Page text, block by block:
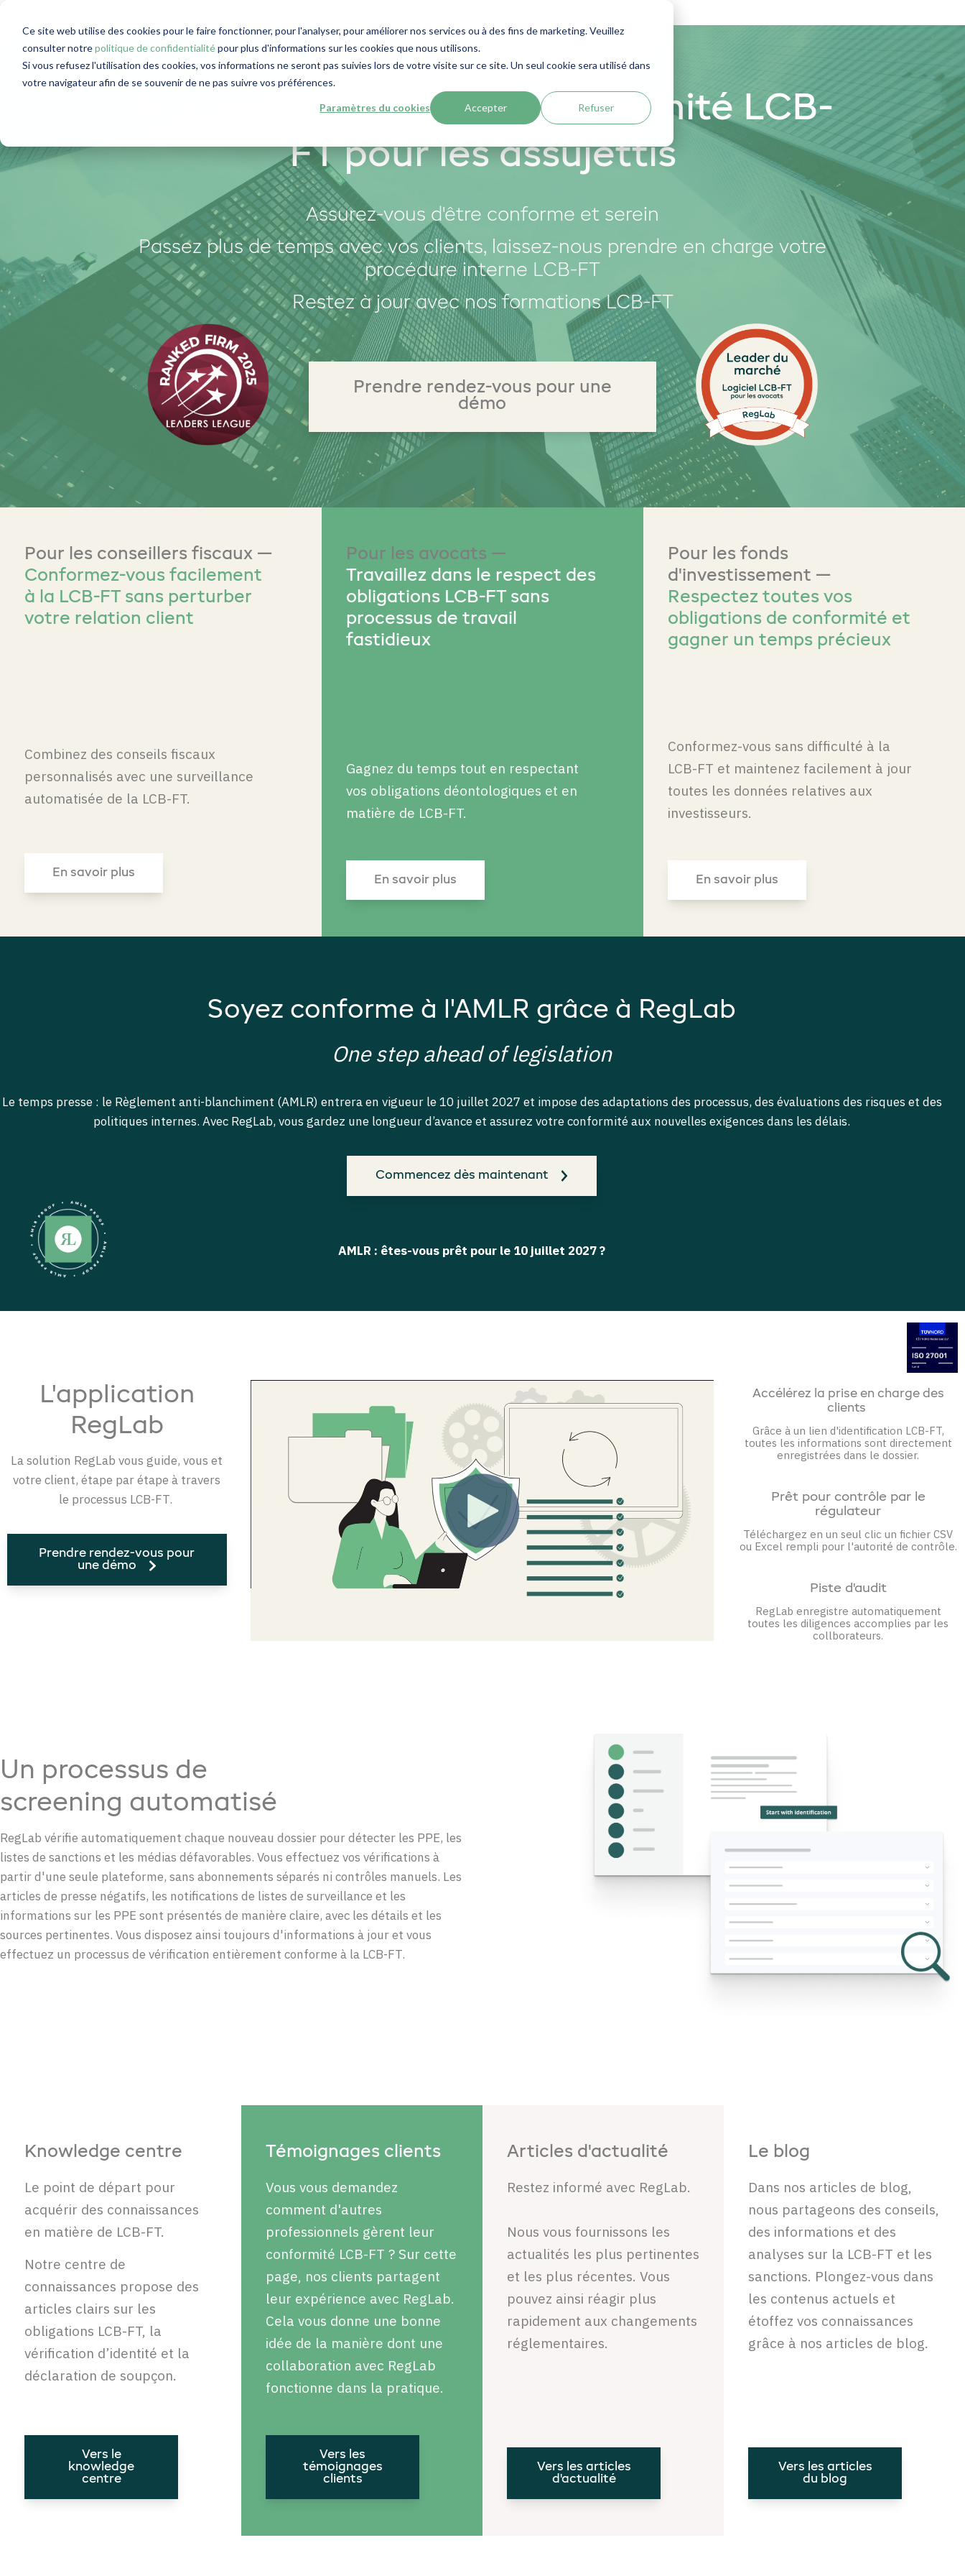
Ce site web utilise des cookies pour le faire fonctionner, pour l'analyser, pour améliorer nos services ou à des fins de marketing. Veuillez
consulter notrepolitique de confidentialitépour plus d'informations sur les cookies que nous utilisons.
Si vous refusez l'utilisation des cookies, vos informations ne seront pas suivies lors de votre visite sur ce site. Un seul cookie sera utilisé dans
votre navigateur afin de se souvenir de ne pas suivre vos préférences.
Paramètres du cookies Accepter Refuser
Automatisation de la conformité LCB-
FT pour les assujettis
Assurez-vous d'être conforme et serein
Passez plus de temps avec vos clients, laissez-nous prendre en charge votre
procédure interne LCB-FT
Restez à jour avec nos formations LCB-FT
Prendre rendez-vous pour une
démo
Pour les conseillers fiscaux —
Conformez-vous facilement
à la LCB-FT sans perturber
votre relation client
Combinez des conseils fiscaux
personnalisés avec une surveillance
automatisée de la LCB-FT.
En savoir plus
Pour les avocats —
Travaillez dans le respect des
obligations LCB-FT sans
processus de travail
fastidieux
Gagnez du temps tout en respectant
vos obligations déontologiques et en
matière de LCB-FT.
En savoir plus
Pour les fonds
d'investissement —
Respectez toutes vos
obligations de conformité et
gagner un temps précieux
Conformez-vous sans difficulté à la
LCB-FT et maintenez facilement à jour
toutes les données relatives aux
investisseurs.
En savoir plus
Soyez conforme à l'AMLR grâce à RegLab
One step ahead of legislation
Le temps presse : le Règlement anti-blanchiment (AMLR) entrera en vigueur le 10 juillet 2027 et impose des adaptations des processus, des évaluations des risques et des
politiques internes. Avec RegLab, vous gardez une longueur d’avance et assurez votre conformité aux nouvelles exigences dans les délais.
Commencez dès maintenant
AMLR : êtes-vous prêt pour le 10 juillet 2027 ?
L'application
RegLab
La solution RegLab vous guide, vous et
votre client, étape par étape à travers
le processus LCB-FT.
Prendre rendez-vous pour
une démo
Accélérez la prise en charge des
clients
Grâce à un lien d'identification LCB-FT,
toutes les informations sont directement
enregistrées dans le dossier.
Prêt pour contrôle par le
régulateur
Téléchargez en un seul clic un fichier CSV
ou Excel rempli pour l'autorité de contrôle.
Piste d'audit
RegLab enregistre automatiquement
toutes les diligences accomplies par les
collborateurs.
Un processus de
screening automatisé
RegLab vérifie automatiquement chaque nouveau dossier pour détecter les PPE, les
listes de sanctions et les médias défavorables. Vous effectuez vos vérifications à
partir d'une seule plateforme, sans abonnements séparés ni contrôles manuels. Les
articles de presse négatifs, les notifications de listes de surveillance et les
informations sur les PPE sont présentés de manière claire, avec les détails et les
sources pertinentes. Vous disposez ainsi toujours d'informations à jour et vous
effectuez un processus de vérification entièrement conforme à la LCB-FT.
Knowledge centre
Le point de départ pour
acquérir des connaissances
en matière de LCB-FT.
Notre centre de
connaissances propose des
articles clairs sur les
obligations LCB-FT, la
vérification d’identité et la
déclaration de soupçon.
Vers le
knowledge
centre
Témoignages clients
Vous vous demandez
comment d'autres
professionnels gèrent leur
conformité LCB-FT ? Sur cette
page, nos clients partagent
leur expérience avec RegLab.
Cela vous donne une bonne
idée de la manière dont une
collaboration avec RegLab
fonctionne dans la pratique.
Vers les
témoignages
clients
Articles d'actualité
Restez informé avec RegLab.
Nous vous fournissons les
actualités les plus pertinentes
et les plus récentes. Vous
pouvez ainsi réagir plus
rapidement aux changements
réglementaires.
Vers les articles
d'actualité
Le blog
Dans nos articles de blog,
nous partageons des conseils,
des informations et des
analyses sur la LCB-FT et les
sanctions. Plongez-vous dans
les contenus actuels et
étoffez vos connaissances
grâce à nos articles de blog.
Vers les articles
du blog